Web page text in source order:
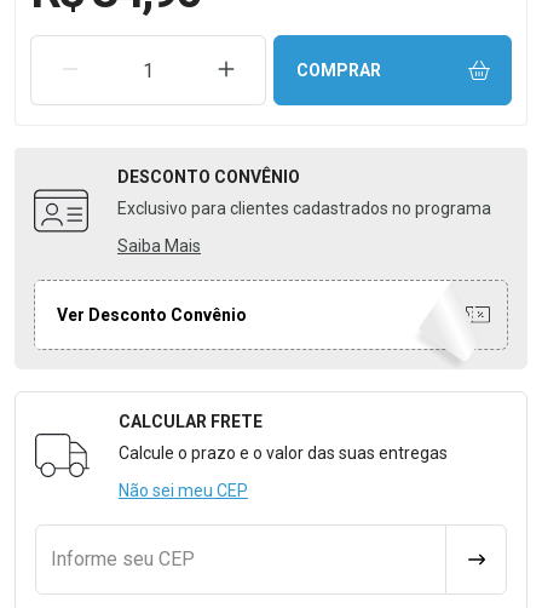
REMOVER UMA UNIDADEAUMENTAR UMA UNIDADE
COMPRAR
DESCONTO CONVÊNIO
Exclusivo para clientes cadastrados no programa
Saiba Mais
Ver Desconto Convênio
Formulário para Calcular o Frete
CALCULAR FRETE
Calcule o prazo e o valor das suas entregas
Não sei meu CEP
Informe seu CEP